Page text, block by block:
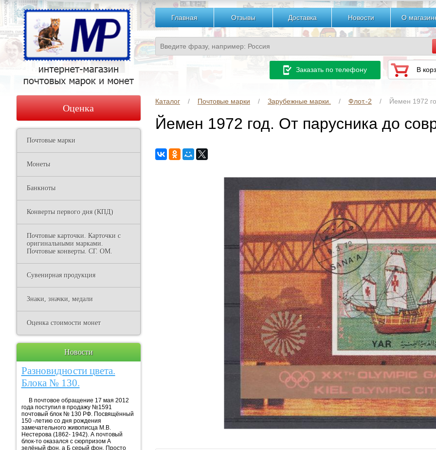
Главная Отзывы Доставка Новости О
Заказать по телефону В
Каталог Почтовые марки Зарубежные марки. Флот.-2 Йемен 1972
Йемен 1972 год. От парусника до
Оценка
Почтовые марки
Монеты
Банкноты
Конверты первого дня (КПД)
Почтовые карточки. Карточки с
оригинальными марками.
Почтовые конверты. СГ. ОМ.
Сувенирная продукция
Знаки, значки, медали
Оценка стоимости монет
Новости
Разновидности цвета.
Блока № 130.
В почтовое обращение 17 мая 2012
года поступил в продажу №1591
почтовый блок № 130 РФ. Посвящённый
150 -летию со дня рождения
замечательного живописца М.В.
Нестерова (1862- 1942). А почтовый
блок-то оказался с сюрпризом А
зелёный фон, а Б серый фон. Просто